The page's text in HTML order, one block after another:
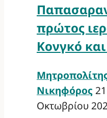
πρώτος
Κονγκό
Νικηφόρος
Οκτωβρίου